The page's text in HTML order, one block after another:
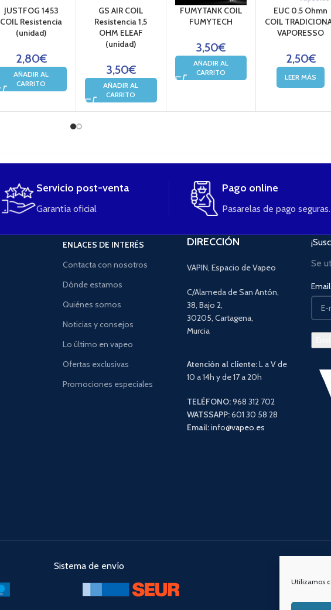
Utilizamos
JUSTFOG 1453
COIL Resistencia
(unidad)
2,80€
AÑADIR AL
CARRITO
GS AIR COIL
Resistencia 1,5
OHM ELEAF
(unidad)
3,50€
AÑADIR AL
CARRITO
FUMYTANK COIL
FUMYTECH
3,50€
AÑADIR AL
CARRITO
EUC 0.5 Ohmn
COIL
VAPORESSO
2,50€
LEER MÁS
Servicio post-venta
Garantía oficial
Pago online
Pasarelas de pago seguras.
ENLACES DE INTERÉS
Contacta con nosotros
Dónde estamos
Quiénes somos
Noticias y consejos
Lo último en vapeo
Ofertas exclusivas
Promociones especiales
DIRECCIÓN
VAPIN, Espacio de Vapeo
C/Alameda de San Antón,
38, Bajo 2,
30205, Cartagena,
Murcia
Atención al cliente:L a V de
10 a 14h y de 17 a 20h
TELÉFONO:968 312 702
WATSSAPP:601 30 58 28
Email:info@vapeo.es
Se
Email
Sistema de envío